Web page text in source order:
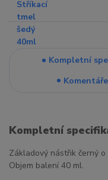
Kompletní
Komentáře
Kompletní
Základový nástřik černý
Objem balení 40 ml.